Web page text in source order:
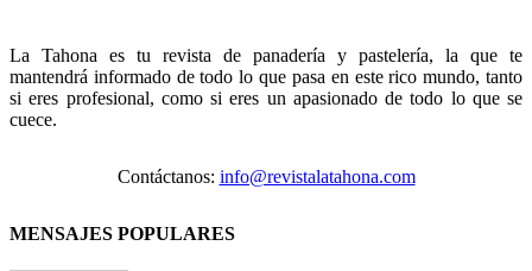
La Tahona es tu revista de panadería y pastelería, la que te
mantendrá informado de todo lo que pasa en este rico mundo, tanto
si eres profesional, como si eres un apasionado de todo lo que se
cuece.
Contáctanos: info@revistalatahona.com
MENSAJES POPULARES